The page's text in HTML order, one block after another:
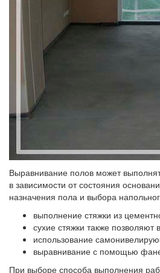
Выравнивание полов может
в зависимости от состояния
назначения пола и выбора
выполнение стяжки из
сухие стяжки также позволяют
использование
выравнивание с помощью
При выборе способа выполнения